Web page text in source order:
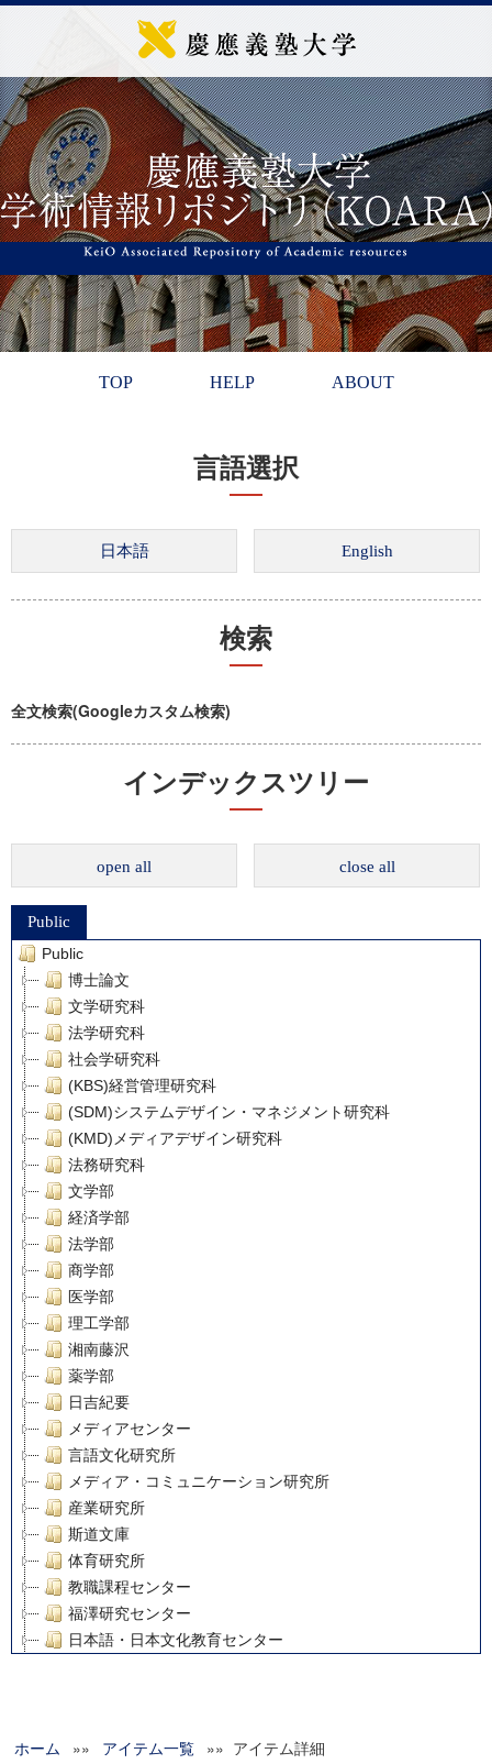
TOP HELP ABOUT
言語選択
検索
全文検索(Googleカスタム検索)
インデックスツリー
open all close all
Public
Public
博士論文
文学研究科
法学研究科
社会学研究科
(KBS)経営管理研究科
(SDM)システムデザイン・マネジメント研究科
(KMD)メディアデザイン研究科
法務研究科
文学部
経済学部
法学部
商学部
医学部
理工学部
湘南藤沢
薬学部
日吉紀要
メディアセンター
言語文化研究所
メディア・コミュニケーション研究所
産業研究所
斯道文庫
体育研究所
教職課程センター
福澤研究センター
日本語・日本文化教育センター
グローバルリサーチインスティテュート
ホーム »» アイテム一覧 »» アイテム詳細